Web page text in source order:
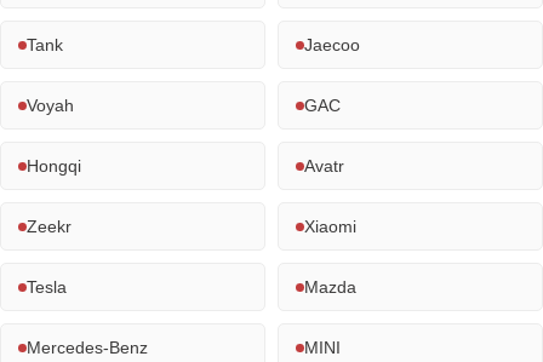
Tank Jaecoo
Voyah GAC
Hongqi Avatr
Zeekr Xiaomi
Tesla Mazda
Mercedes-Benz MINI